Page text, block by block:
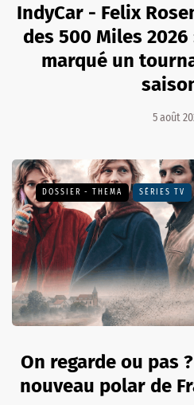
IndyCar - Felix
des 500 Miles 2026
marqué un
5 août
DOSSIER - THEMA SÉRIES TV
On regarde ou pas
nouveau polar de